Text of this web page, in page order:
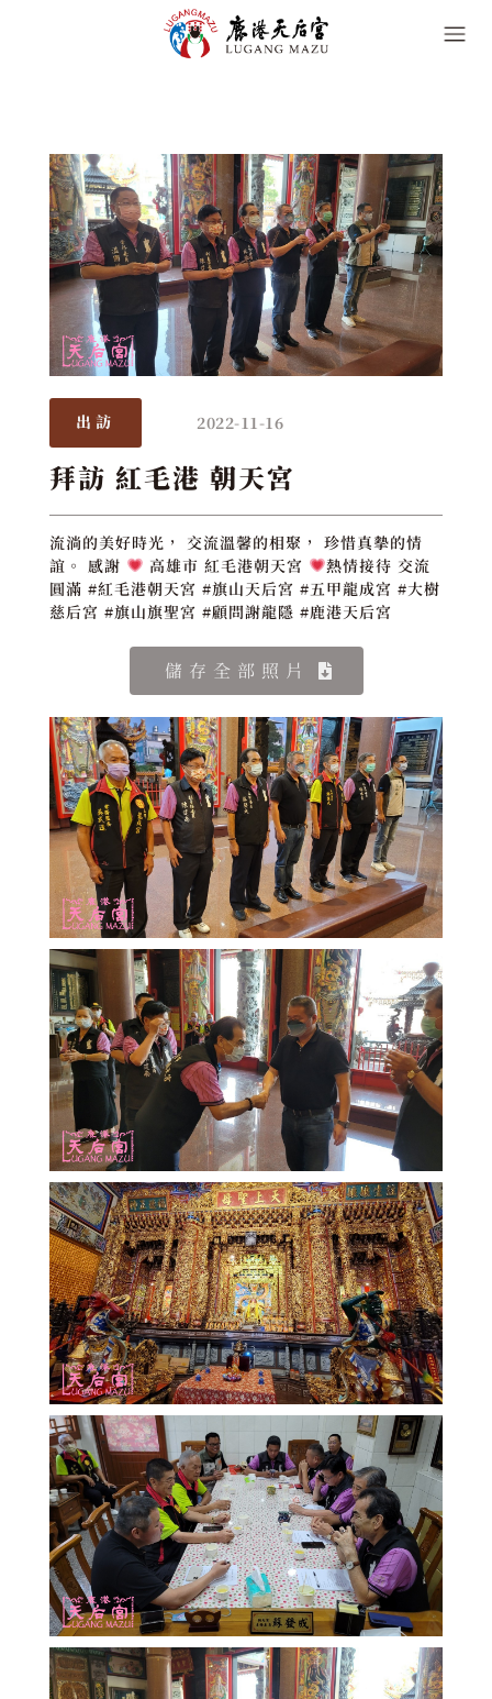
出訪 2022-11-16
拜訪 紅毛港 朝天宮
流淌的美好時光， 交流溫馨的相聚， 珍惜真摰的情
誼。 感謝
高雄市 紅毛港朝天宮
熱情接待 交流
圓滿 #紅毛港朝天宮 #旗山天后宮 #五甲龍成宮 #大樹
慈后宮 #旗山旗聖宮 #顧問謝龍隱 #鹿港天后宮
儲存全部照片